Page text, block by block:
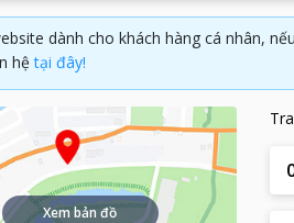
dành cho khách hàng cá nhân,
hệ tại đây!
Xem bản đồ